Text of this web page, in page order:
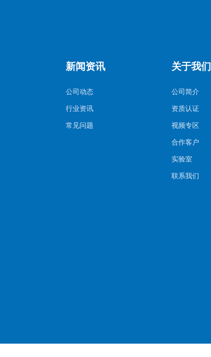
新闻资讯
公司动态
行业资讯
常见问题
关于我们
公司简介
资质认证
视频专区
合作客户
实验室
联系我们